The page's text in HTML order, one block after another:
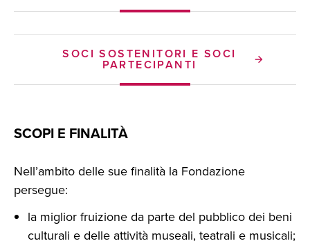
SOCI SOSTENITORI E SOCI
PARTECIPANTI
SCOPI E FINALITÀ
Nell’ambito delle sue finalità la Fondazione
persegue:
la miglior fruizione da parte del pubblico dei beni
culturali e delle attività museali, teatrali e musicali;